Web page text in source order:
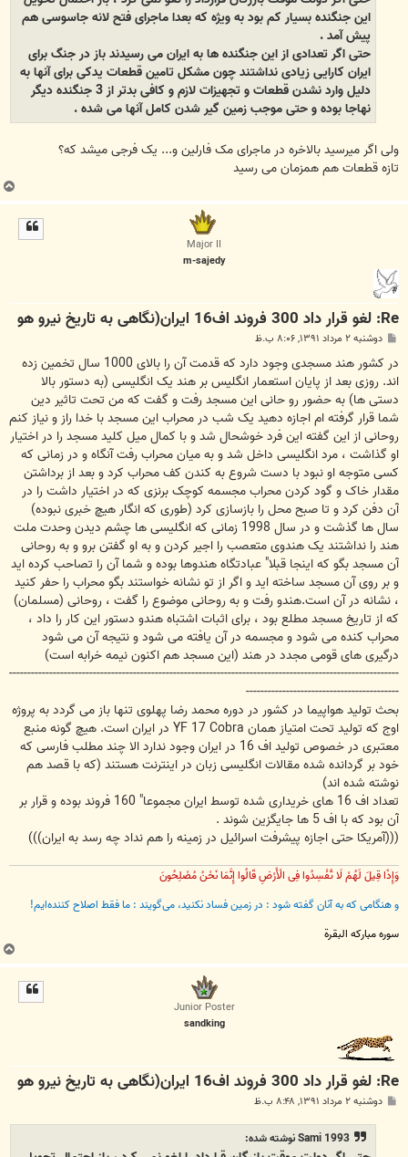
این جنگنده بسیار کم بود به ویژه که بعدا ماجرای فتح لانه جاسوسی هم
پیش آمد .
حتی اگر تعدادی از این جنگنده ها به ایران می رسیدند باز در جنگ برای
ایران کارایی زیادی نداشتند چون مشکل تامین قطعات یدکی برای آنها به
دلیل وارد نشدن قطعات و تجهیزات لازم و کافی بدتر از 3 جنگنده دیگر
نهاجا بوده و حتی موجب زمین گیر شدن کامل آنها می شده .
ولی اگر میرسید بالاخره در ماجرای مک فارلین و... یک فرجی میشد که؟
تازه قطعات هم همزمان می رسید
ب
ا
Major II
m-sajedy
Re: لغو قرار داد 300 فروند اف16 ایران(نگاهی به تاریخ نیرو هو
پ
ت
دوشنبه ۲ مرداد ۱۳۹۱, ۸:۰۶ ب.ظ
در کشور هند مسجدی وجود دارد که قدمت آن را بالای 1000 سال تخمین زده
اند. روزی بعد از پایان استعمار انگلیس بر هند یک انگلیسی (به دستور بالا
دستی ها) به حضور رو حانی این مسجد رفت و گفت که من تحت تاثیر دین
شما قرار گرفته ام اجازه دهید یک شب در محراب این مسجد با خدا راز و نیاز کنم
روحانی از این گفته این فرد خوشحال شد و با کمال میل کلید مسجد را در اختیار
او گذاشت ، مرد انگلیسی داخل شد و به میان محراب رفت آنگاه و در زمانی که
کسی متوجه او نبود با دست شروع به کندن کف محراب کرد و بعد از برداشتن
مقدار خاک و گود کردن محراب مجسمه کوچک برنزی که در اختیار داشت را در
آن دفن کرد و تا صبح محل را بازسازی کرد (طوری که انگار هیچ خبری نبوده)
سال ها گذشت و در سال 1998 زمانی که انگلیسی ها چشم دیدن وحدت ملت
هند را نداشتند یک هندوی متعصب را اجیر کردن و به او گفتن برو و به روحانی
آن مسجد بگو که اینجا قبلا" عبادتگاه هندوها بوده و شما آن را تصاحب کرده اید
و بر روی آن مسجد ساخته اید و اگر از تو نشانه خواستند بگو محراب را حفر کنید
، نشانه در آن است.هندو رفت و به روحانی موضوع را گفت ، روحانی (مسلمان)
که از تاریخ مسجد مطلع بود ، برای اثبات اشتباه هندو دستور این کار را داد ،
محراب کنده می شود و مجسمه در آن یافته می شود و نتیجه آن می شود
درگیری های قومی مجدد در هند (این مسجد هم اکنون نیمه خرابه است)
-----------------------------------------------------------------------------------------------------------
------------------------------------------
بحث تولید هواپیما در کشور در دوره محمد رضا پهلوی تنها باز می گردد به پروژه
اوج که تولید تحت امتیاز همان YF 17 Cobra در ایران است. هیچ گونه منبع
معتبری در خصوص تولید اف 16 در ایران وجود ندارد الا چند مطلب فارسی که
خود بر گردانده شده مقالات انگلیسی زبان در اینترنت هستند (که با قصد هم
نوشته شده اند)
تعداد اف 16 های خریداری شده توسط ایران مجموعا" 160 فروند بوده و قرار بر
آن بود که با اف 5 ها جایگزین شوند .
(((آمریکا حتی اجازه پیشرفت اسرائیل در زمینه را هم نداد چه رسد به ایران)))
وَإِذَا قِیلَ لَهُمْ لَا تُفْسِدُوا فِی الْأَرْضِ قَالُوا إِنَّمَا نَحْنُ مُصْلِحُونَ
و هنگامی که به آنان گفته شود : در زمین فساد نکنید، می‌گویند : ما فقط اصلاح‌ کننده‌ایم!
سوره مبارکه البقرة
ب
ا
Junior Poster
sandking
Re: لغو قرار داد 300 فروند اف16 ایران(نگاهی به تاریخ نیرو هو
پ دوشنبه ۲ مرداد ۱۳۹۱, ۸:۴۸ ب.ظ
Sami 1993 نوشته شده: